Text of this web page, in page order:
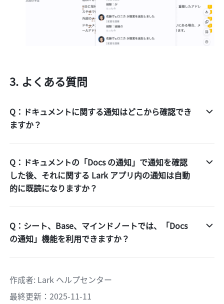
よくある質問
Q：ドキュメントに関する通知はどこから確認でき
ますか？
Q：ドキュメントの「Docs の通知」で通知を確認
した後、それに関する Lark アプリ内の通知は自動
的に既読になりますか？
Q：シート、Base、マインドノートでは、「Docs
の通知」機能を利用できますか？
作成者: Lark ヘルプセンター
最終更新：2025-11-11